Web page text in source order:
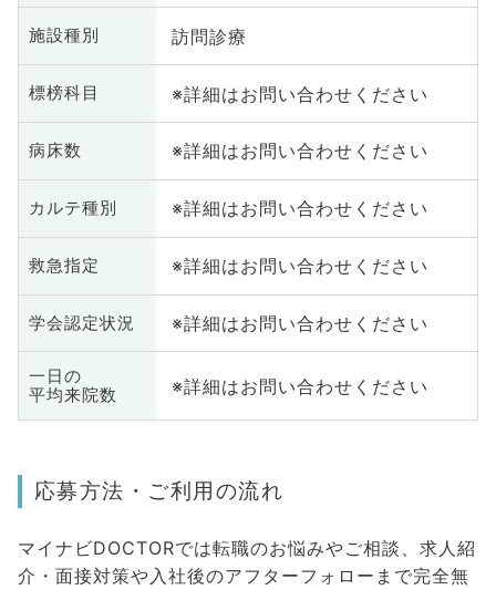
施設種別 訪問診療
標榜科目 ※詳細はお問い合わせください
病床数 ※詳細はお問い合わせください
カルテ種別 ※詳細はお問い合わせください
救急指定 ※詳細はお問い合わせください
学会認定状況 ※詳細はお問い合わせください
一日の
平均来院数
※詳細はお問い合わせください
応募方法・ご利用の流れ
マイナビDOCTORでは転職のお悩みやご相談、求人紹
介・面接対策や入社後のアフターフォローまで完全無